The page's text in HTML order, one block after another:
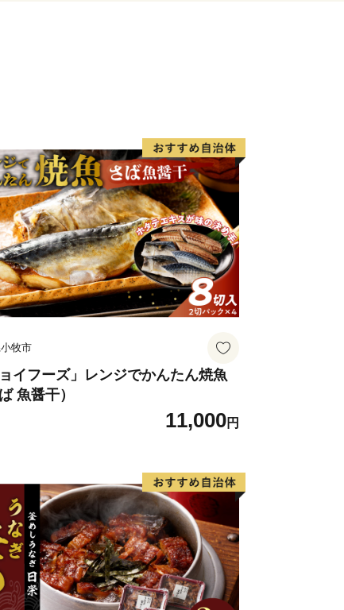
牧市
ョイフーズ」レンジでかんたん焼魚
魚醤干）
11,000円